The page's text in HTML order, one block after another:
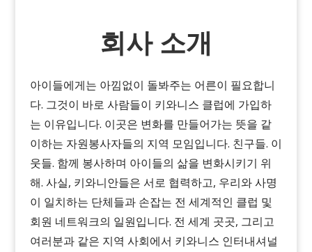
회사 소개
아이들에게는 아낌없이 돌봐주는 어른이 필요합니
다. 그것이 바로 사람들이 키와니스 클럽에 가입하
는 이유입니다. 이곳은 변화를 만들어가는 뜻을 같
이하는 자원봉사자들의 지역 모임입니다. 친구들. 이
웃들. 함께 봉사하며 아이들의 삶을 변화시키기 위
해. 사실, 키와니안들은 서로 협력하고, 우리와 사명
이 일치하는 단체들과 손잡는 전 세계적인 클럽 및
회원 네트워크의 일원입니다. 전 세계 곳곳, 그리고
여러분과 같은 지역 사회에서 키와니스 인터내셔널